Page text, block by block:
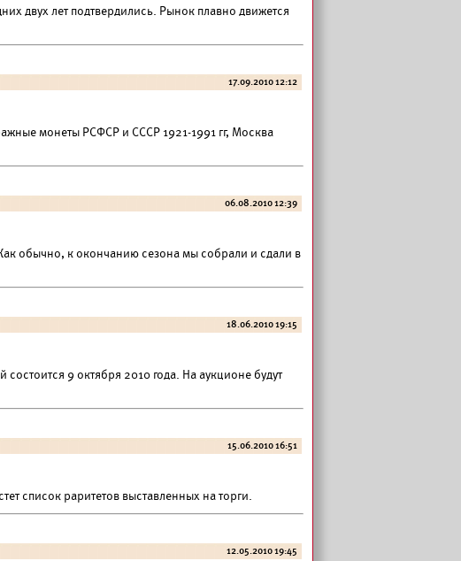
двух лет подтвердились. Рынок плавно движется
17.09.2010 12:12
монеты РСФСР и СССР 1921-1991 гг, Москва
06.08.2010 12:39
обычно, к окончанию сезона мы собрали и сдали в
18.06.2010 19:15
9 октября 2010 года. На аукционе будут
15.06.2010 16:51
список раритетов выставленных на торги.
12.05.2010 19:45